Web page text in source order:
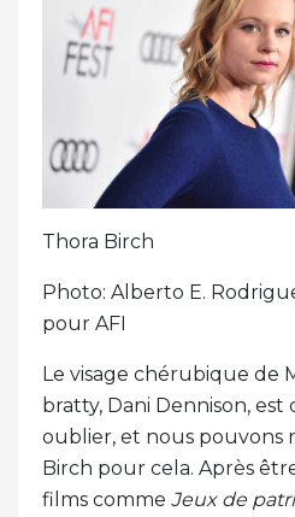
Thora Birch
Photo: Alberto E.
pour AFI
Le visage chérubique de
bratty, Dani Dennison, est
oublier, et nous pouvons
Birch pour cela. Après
films comme Jeux de